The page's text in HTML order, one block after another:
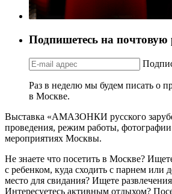
Подпишетесь на почтовую
Раз в неделю мы будем писать о
в Москве.
Выставка «АМАЗОНКИ русского
проведения, режим работы,
мероприятиях Москвы.
Не знаете что посетить в Москве?
с ребенком, куда сходить с парнем или
место для свидания? Ищете
Интересуетесь активным отдыхом?